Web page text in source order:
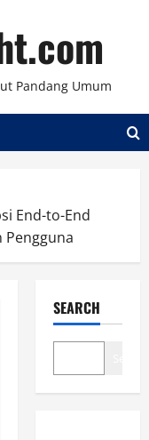
Pandang Umum
End-to-End
Pengguna
SEARCH